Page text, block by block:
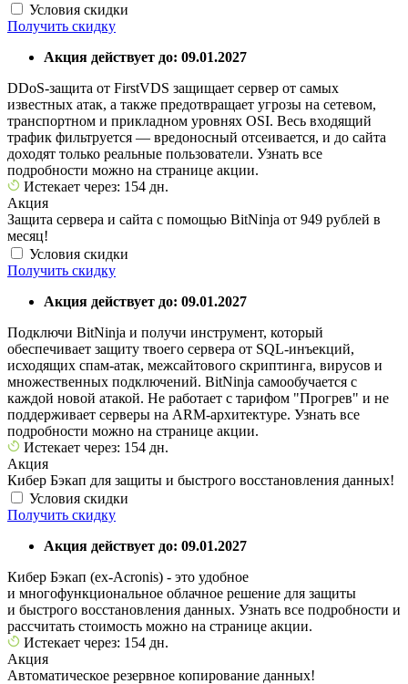
Условия скидки
Получить скидку
Акция действует до: 09.01.2027
DDoS-защита от FirstVDS защищает сервер от самых
известных атак, а также предотвращает угрозы на сетевом,
транспортном и прикладном уровнях OSI. Весь входящий
трафик фильтруется — вредоносный отсеивается, и до сайта
доходят только реальные пользователи. Узнать все
подробности можно на странице акции.
Истекает через: 154 дн.
Акция
Защита сервера и сайта с помощью BitNinja от 949 рублей в
месяц!
Условия скидки
Получить скидку
Акция действует до: 09.01.2027
Подключи BitNinja и получи инструмент, который
обеспечивает защиту твоего сервера от SQL-инъекций,
исходящих спам-атак, межсайтового скриптинга, вирусов и
множественных подключений. BitNinja самообучается с
каждой новой атакой. Не работает с тарифом "Прогрев" и не
поддерживает серверы на ARM-архитектуре. Узнать все
подробности можно на странице акции.
Истекает через: 154 дн.
Акция
Кибер Бэкап для защиты и быстрого восстановления данных!
Условия скидки
Получить скидку
Акция действует до: 09.01.2027
Кибер Бэкап (ex-Acronis) - это удобное
и многофункциональное облачное решение для защиты
и быстрого восстановления данных. Узнать все подробности и
рассчитать стоимость можно на странице акции.
Истекает через: 154 дн.
Акция
Автоматическое резервное копирование данных!